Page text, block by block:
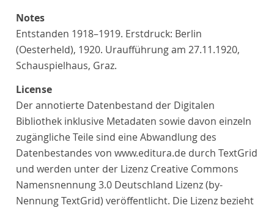
Notes
Entstanden 1918–1919. Erstdruck: Berlin
(Oesterheld), 1920. Uraufführung am 27.11.1920,
Schauspielhaus, Graz.
License
Der annotierte Datenbestand der Digitalen
Bibliothek inklusive Metadaten sowie davon einzeln
zugängliche Teile sind eine Abwandlung des
Datenbestandes von www.editura.de durch TextGrid
und werden unter der Lizenz Creative Commons
Namensnennung 3.0 Deutschland Lizenz (by-
Nennung TextGrid) veröffentlicht. Die Lizenz bezieht